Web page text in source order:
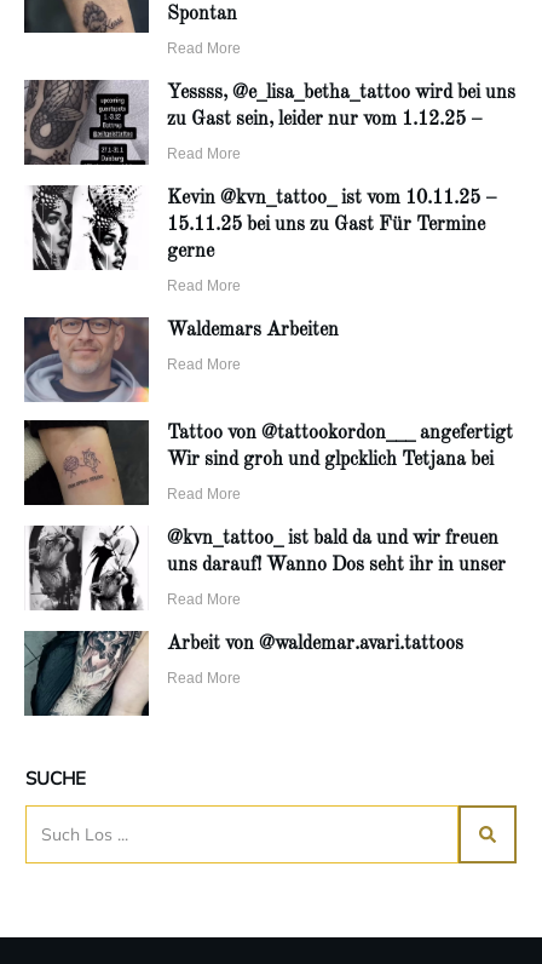
Spontan
Read More
Yessss, @e_lisa_betha_tattoo wird bei uns
zu Gast sein, leider nur vom 1.12.25 –
Read More
Kevin @kvn_tattoo_ ist vom 10.11.25 –
15.11.25 bei uns zu Gast Für Termine
gerne
Read More
Waldemars Arbeiten
Read More
Tattoo von @tattookordon___ angefertigt
Wir sind groh und glpcklich Tetjana bei
Read More
@kvn_tattoo_ ist bald da und wir freuen
uns darauf! Wanno Dos seht ihr in unser
Read More
Arbeit von @waldemar.avari.tattoos
Read More
SUCHE